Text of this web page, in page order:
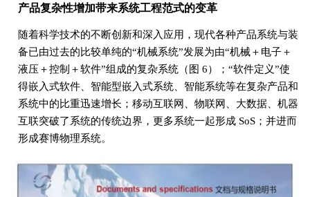
产品复杂性增加带来系统工程范式的变革
随着科学技术的不断创新和深入应用，现代各种产品系统与装
备已由过去的比较单纯的“机械系统”发展为由“机械＋电子＋
液压＋控制＋软件”组成的复杂系统（图 6）；“软件定义”使
得嵌入式软件、智能型嵌入式系统、智能系统等在复杂产品和
系统中的比重迅速增长；移动互联网、物联网、大数据、机器
互联突破了系统的传统边界，更多系统一起形成 SoS；并进而
形成赛博物理系统。